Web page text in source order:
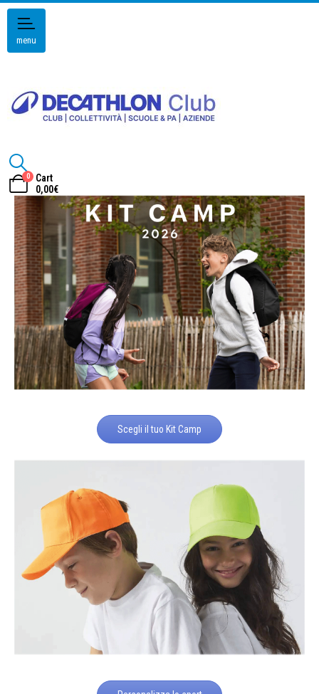
menu
0
Cart
0,00€
Scegli il tuo Kit Camp